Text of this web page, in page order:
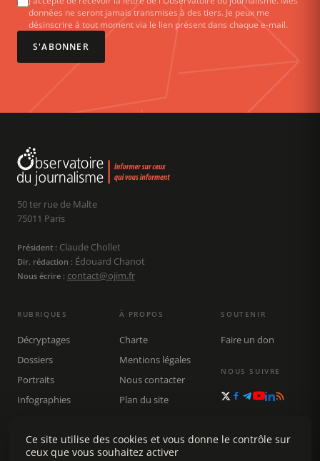
données ne seront jamais transmises à des tiers. Je peux me
désinscrire à tout moment via le lien présent dans chaque e-mail.
S'ABONNER
50 ter rue de Malte
75011 Paris
Président : Claude Chollet
Dir. rédaction : Édouard Chanot
Nous écrire : contact@ojim.fr
RUBRIQUES
Décryptages
Dossiers
Portraits
Infographies
Rechercher
À PROPOS
Charte
Mentions légales
Nous contacter
Plan du site
SOUTENIR
Faire un don
NOUS SUIVRE
Ce site utilise des cookies et vous donne le contrôle sur
ceux que vous souhaitez activer